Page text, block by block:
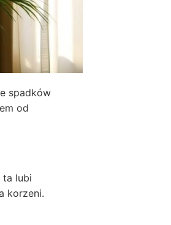
spadków
od
ta lubi
korzeni.